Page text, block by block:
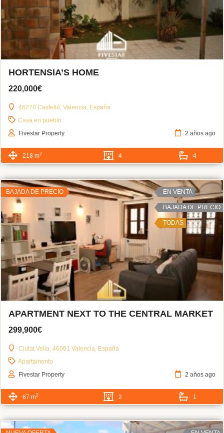
HORTENSIA’S HOME
220,000€
46270 Castelló, Valencia, España
Casa en pueblo
Fivestar Property
2 años ago
218 m2 4 4
BAJADA DE PRECIO EN VENTA
BAJADA DE PRECIO
TODAS
APARTMENT NEXT TO THE CENTRAL MARKET
299,900€
Ciutat Vella, 46001 Valencia, España
Apartamento
Fivestar Property
2 años ago
67 m2 2 1